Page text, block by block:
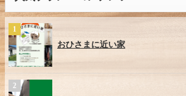
おひさまに近い家